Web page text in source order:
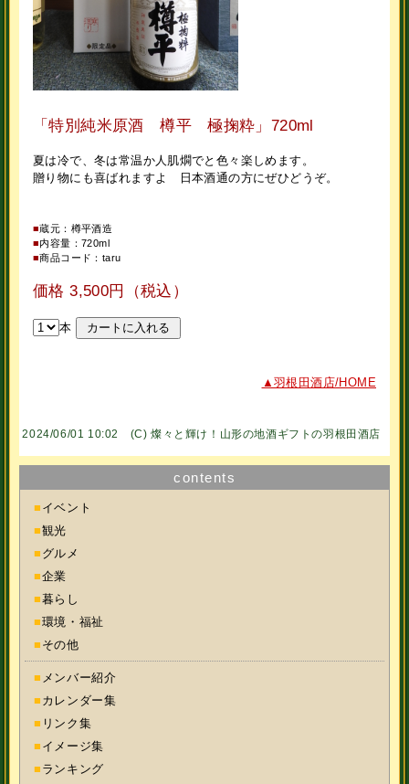
「特別純米原酒 樽平 極掬粋」720ml
夏は冷で、冬は常温か人肌燗でと色々楽しめます。
贈り物にも喜ばれますよ 日本酒通の方にぜひどうぞ。
■蔵元：樽平酒造
■内容量：720ml
■商品コード：taru
価格 3,500円（税込）
本
▲羽根田酒店/HOME
2024/06/01 10:02 (C) 燦々と輝け！山形の地酒ギフトの羽根田酒店
contents
■ イベント
■観光
■ グルメ
■企業
■暮らし
■環境・福祉
■ その他
■ メンバー紹介
■ カレンダー集
■ リンク集
■ イメージ集
■ ランキング